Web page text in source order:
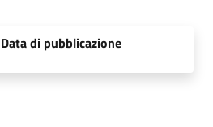
Data di pubblicazione